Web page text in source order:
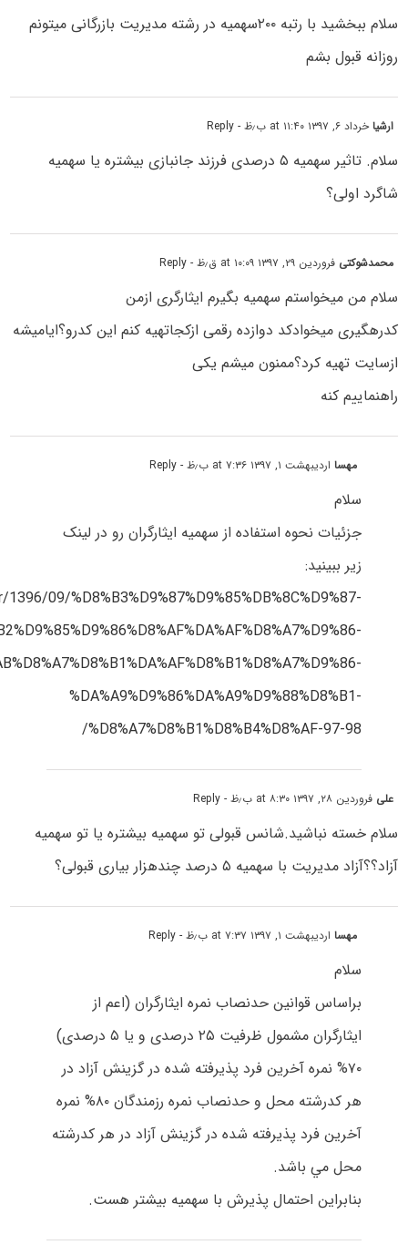
سلام ببخشید با رتبه ۲۰۰سهمیه در رشته مدیریت بازرگانی میتونم
روزانه قبول بشم
ارشیاخرداد ۶, ۱۳۹۷ at ۱۱:۴۰ ب٫ظ - Reply
سلام. تاثیر سهمیه ۵ درصدی فرزند جانبازی بیشتره یا سهمیه
شاگرد اولی؟
محمدشوکتی فروردین ۲۹, ۱۳۹۷ at ۱۰:۰۹ ق٫ظ - Reply
سلام من میخواستم سهمیه بگیرم ایثارگری ازمن
کدرهگیری میخوادکد دوازده رقمی ازکجاتهیه کنم این کدرو؟ایامیشه
ازسایت تهیه کرد؟ممنون میشم یکی
راهنماییم کنه
مهسااردیبهشت ۱, ۱۳۹۷ at ۷:۳۶ ب٫ظ - Reply
سلام
جزئیات نحوه استفاده از سهمیه ایثارگران رو در لینک
زیر ببینید:
09/%D8%B3%D9%87%D9%85%DB%8C%D9%87-
%DA%A9%D9%86%DA%A9%D9%88%D8%B1-
%D8%A7%D8%B1%D8%B4%D8%AF-97-98/
علی فروردین ۲۸, ۱۳۹۷ at ۸:۳۰ ب٫ظ - Reply
سلام خسته نباشید.شانس قبولی تو سهمیه بیشتره یا تو سهمیه
آزاد؟؟آزاد مدیریت با سهمیه ۵ درصد چندهزار بیاری قبولی؟
مهسااردیبهشت ۱, ۱۳۹۷ at ۷:۳۷ ب٫ظ - Reply
سلام
ﺑﺮاﺳﺎس ﻗﻮاﻧﻴﻦ ﺣﺪﻧﺼﺎب ﻧﻤﺮه اﻳﺜﺎرﮔﺮان (اﻋﻢ از
اﻳﺜﺎرﮔﺮان ﻣﺸﻤﻮل ﻇﺮﻓﻴﺖ ۲۵ درﺻﺪی و ﻳﺎ ۵ درﺻﺪی)
۷۰% ﻧﻤﺮه آﺧﺮﻳﻦ ﻓﺮد ﭘﺬﻳﺮﻓﺘﻪ ﺷﺪه در ﮔﺰﻳﻨﺶ آزاد در
ﻫﺮ ﻛﺪرﺷﺘﻪ ﻣﺤﻞ و ﺣﺪﻧﺼﺎب ﻧﻤﺮه رزﻣﻨﺪﮔﺎن ۸۰% ﻧﻤﺮه
آﺧﺮﻳﻦ ﻓﺮد ﭘﺬﻳﺮﻓﺘﻪ ﺷﺪه در ﮔﺰﻳﻨﺶ آزاد در ﻫﺮ ﻛﺪرﺷﺘﻪ
ﻣﺤﻞ ﻣﻲ ﺑﺎﺷﺪ.
بنابراین احتمال پذیرش با سهمیه بیشتر هست.